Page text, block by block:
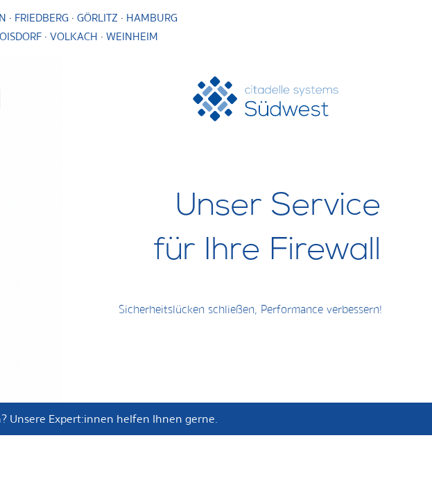
· FRIEDBERG·GÖRLITZ · HAMBURG
·VOLKACH ·WEINHEIM
Unser Service
für Ihre Firewall
Sicherheitslücken schließen, Performance verbessern!
Unsere Expert:innen helfen Ihnen gerne.